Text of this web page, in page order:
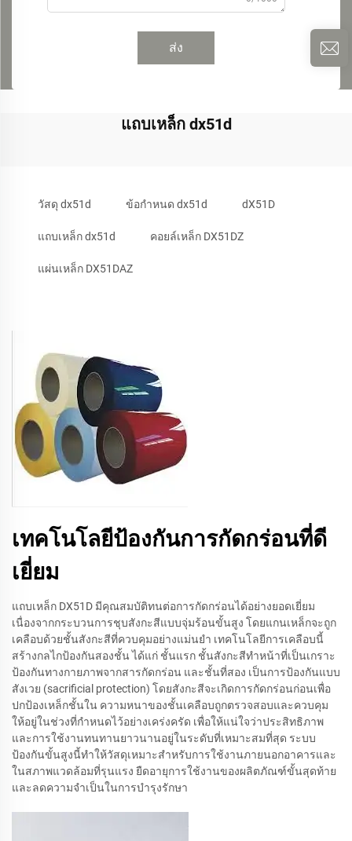
ส่ง
แถบเหล็ก dx51d
วัสดุ dx51d ข้อกำหนด dx51d dX51D
แถบเหล็ก dx51d คอยล์เหล็ก DX51DZ
แผ่นเหล็ก DX51DAZ
เทคโนโลยีป้องกันการกัดกร่อนที่ดี
เยี่ยม
แถบเหล็ก DX51D มีคุณสมบัติทนต่อการกัดกร่อนได้อย่างยอดเยี่ยม
เนื่องจากกระบวนการชุบสังกะสีแบบจุ่มร้อนขั้นสูง โดยแกนเหล็กจะถูก
เคลือบด้วยชั้นสังกะสีที่ควบคุมอย่างแม่นยำ เทคโนโลยีการเคลือบนี้
สร้างกลไกป้องกันสองชั้น ได้แก่ ชั้นแรก ชั้นสังกะสีทำหน้าที่เป็นเกราะ
ป้องกันทางกายภาพจากสารกัดกร่อน และชั้นที่สอง เป็นการป้องกันแบบ
สังเวย (sacrificial protection) โดยสังกะสีจะเกิดการกัดกร่อนก่อนเพื่อ
ปกป้องเหล็กชั้นใน ความหนาของชั้นเคลือบถูกตรวจสอบและควบคุม
ให้อยู่ในช่วงที่กำหนดไว้อย่างเคร่งครัด เพื่อให้แน่ใจว่าประสิทธิภาพ
และการใช้งานทนทานยาวนานอยู่ในระดับที่เหมาะสมที่สุด ระบบ
ป้องกันขั้นสูงนี้ทำให้วัสดุเหมาะสำหรับการใช้งานภายนอกอาคารและ
ในสภาพแวดล้อมที่รุนแรง ยืดอายุการใช้งานของผลิตภัณฑ์ขั้นสุดท้าย
และลดความจำเป็นในการบำรุงรักษา